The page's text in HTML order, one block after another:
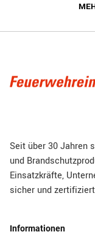
Seit über 30 Jahren
und
Einsatzkräfte,
sicher und
Informationen